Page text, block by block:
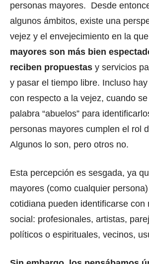
personas mayores. Desde
algunos ámbitos, existe una
vejez y el envejecimiento en la que
mayores son más bien
reciben propuestas y servicios
y pasar el tiempo libre. Incluso
con respecto a la vejez, cuando
palabra “abuelos” para
personas mayores cumplen el rol
Algunos lo son, pero otros no.
Esta percepción es sesgada, ya
mayores (como cualquier
cotidiana pueden identificarse con
social: profesionales, artistas,
políticos o espirituales, vecinos,